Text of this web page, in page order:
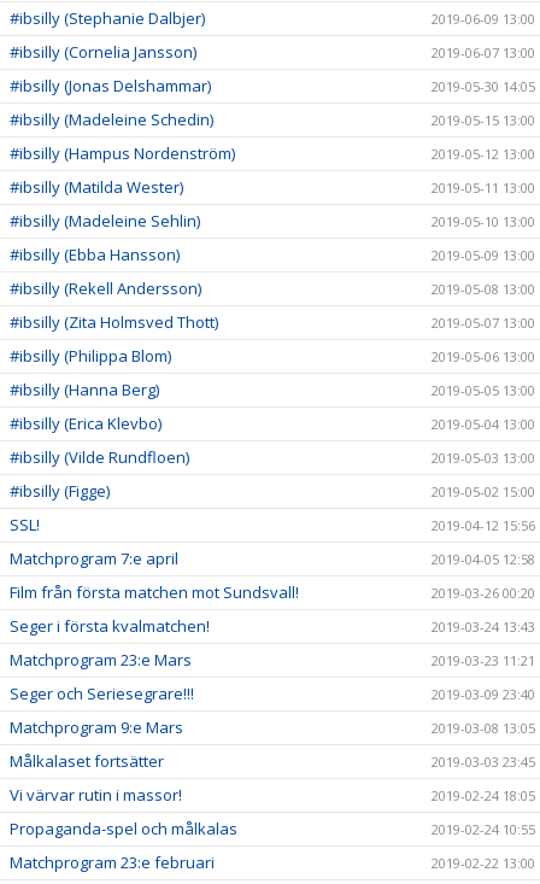
#ibsilly (Stephanie Dalbjer) 2019-06-09 13:00
#ibsilly (Cornelia Jansson) 2019-06-07 13:00
#ibsilly (Jonas Delshammar) 2019-05-30 14:05
#ibsilly (Madeleine Schedin) 2019-05-15 13:00
#ibsilly (Hampus Nordenström) 2019-05-12 13:00
#ibsilly (Matilda Wester) 2019-05-11 13:00
#ibsilly (Madeleine Sehlin) 2019-05-10 13:00
#ibsilly (Ebba Hansson) 2019-05-09 13:00
#ibsilly (Rekell Andersson) 2019-05-08 13:00
#ibsilly (Zita Holmsved Thott) 2019-05-07 13:00
#ibsilly (Philippa Blom) 2019-05-06 13:00
#ibsilly (Hanna Berg) 2019-05-05 13:00
#ibsilly (Erica Klevbo) 2019-05-04 13:00
#ibsilly (Vilde Rundfloen) 2019-05-03 13:00
#ibsilly (Figge) 2019-05-02 15:00
SSL! 2019-04-12 15:56
Matchprogram 7:e april 2019-04-05 12:58
Film från första matchen mot Sundsvall! 2019-03-26 00:20
Seger i första kvalmatchen! 2019-03-24 13:43
Matchprogram 23:e Mars 2019-03-23 11:21
Seger och Seriesegrare!!! 2019-03-09 23:40
Matchprogram 9:e Mars 2019-03-08 13:05
Målkalaset fortsätter 2019-03-03 23:45
Vi värvar rutin i massor! 2019-02-24 18:05
Propaganda-spel och målkalas 2019-02-24 10:55
Matchprogram 23:e februari 2019-02-22 13:00